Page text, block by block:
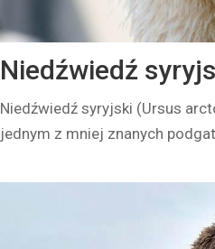
Niedźwiedź
Niedźwiedź syryjski (Ursus
jednym z mniej znanych